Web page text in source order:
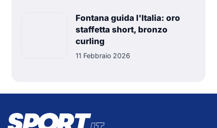
Fontana guida l'Italia: oro
staffetta short, bronzo
curling
11 Febbraio 2026